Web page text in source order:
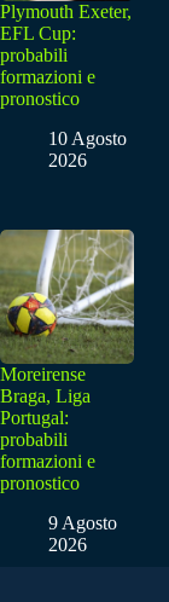
Plymouth Exeter,
EFL Cup:
probabili
formazioni e
pronostico
10 Agosto
2026
Moreirense
Braga, Liga
Portugal:
probabili
formazioni e
pronostico
9 Agosto
2026